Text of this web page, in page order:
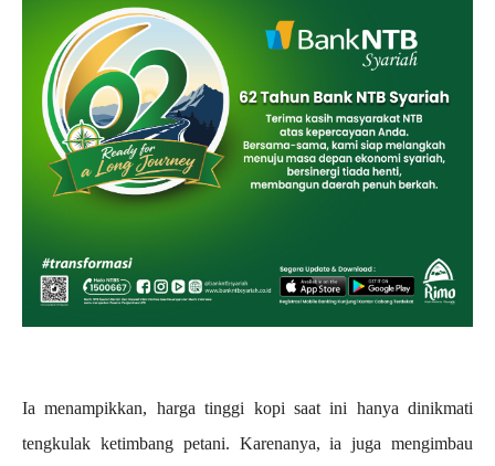
Ia menampikkan, harga tinggi kopi saat ini hanya dinikmati
tengkulak ketimbang petani. Karenanya, ia juga mengimbau